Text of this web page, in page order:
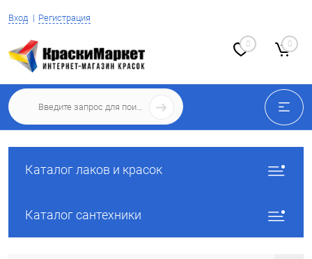
Вход Регистрация
0 0
Каталог лаков и красок
Каталог сантехники